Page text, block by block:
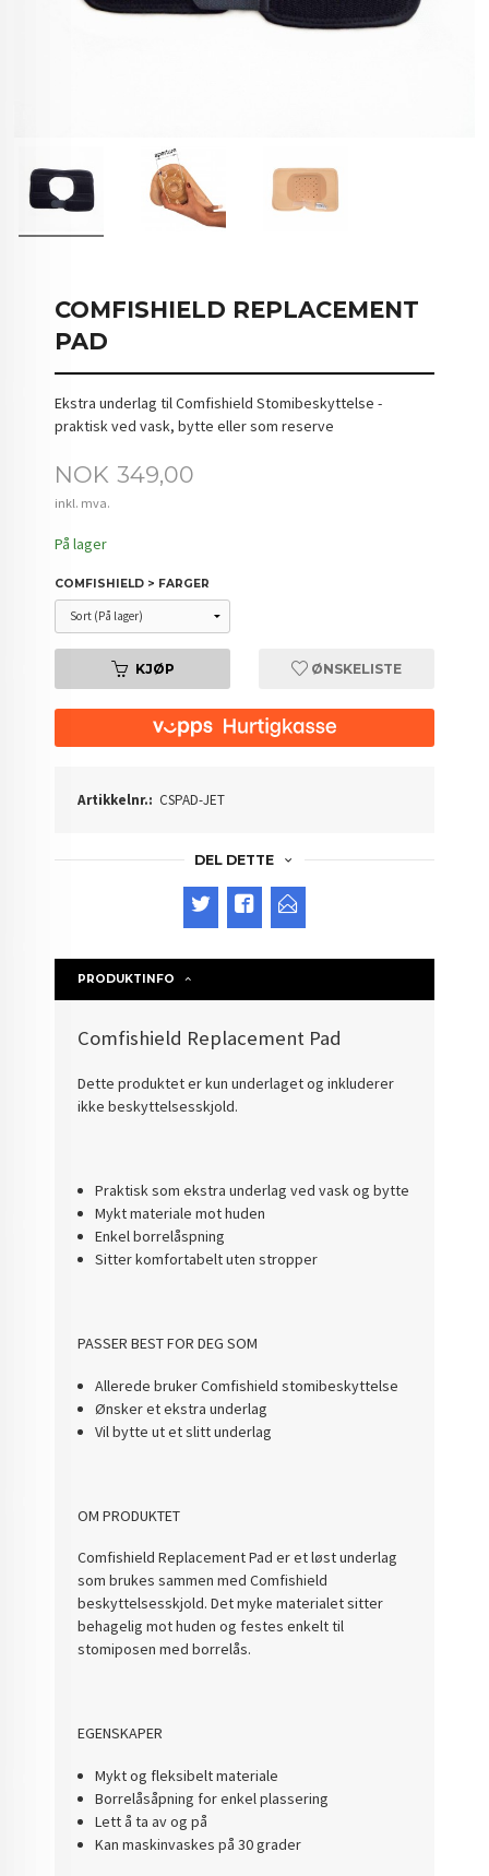
COMFISHIELD REPLACEMENT
PAD
Ekstra underlag til Comfishield Stomibeskyttelse -
praktisk ved vask, bytte eller som reserve
Pris
NOK 349,00
inkl. mva.
På lager
COMFISHIELD > FARGER
KJØP ØNSKELISTE
Artikkelnr.: CSPAD-JET
DEL DETTE
PRODUKTINFO
Comfishield Replacement Pad
Dette produktet er kun underlaget og inkluderer
ikke beskyttelsesskjold.
Praktisk som ekstra underlag ved vask og bytte
Mykt materiale mot huden
Enkel borrelåspning
Sitter komfortabelt uten stropper
PASSER BEST FOR DEG SOM
Allerede bruker Comfishield stomibeskyttelse
Ønsker et ekstra underlag
Vil bytte ut et slitt underlag
OM PRODUKTET
Comfishield Replacement Pad er et løst underlag
som brukes sammen med Comfishield
beskyttelsesskjold. Det myke materialet sitter
behagelig mot huden og festes enkelt til
stomiposen med borrelås.
EGENSKAPER
Mykt og fleksibelt materiale
Borrelåsåpning for enkel plassering
Lett å ta av og på
Kan maskinvaskes på 30 grader